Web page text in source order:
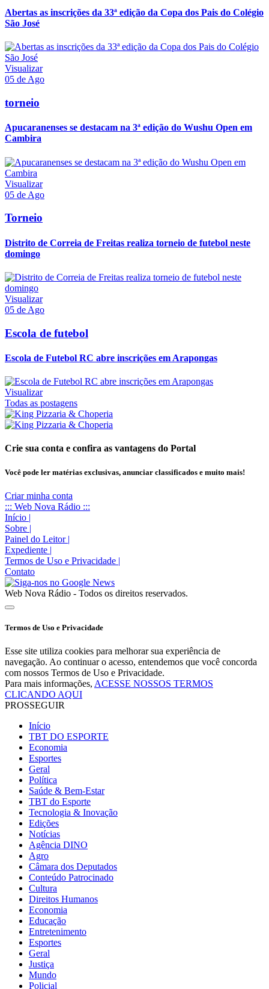
Abertas as inscrições da 33ª edição da Copa dos Pais do Colégio
São José
Visualizar
05 de Ago
torneio
Apucaranenses se destacam na 3ª edição do Wushu Open em
Cambira
Visualizar
05 de Ago
Torneio
Distrito de Correia de Freitas realiza torneio de futebol neste
domingo
Visualizar
05 de Ago
Escola de futebol
Escola de Futebol RC abre inscrições em Arapongas
Visualizar
Todas as postagens
Crie sua conta e confira as vantagens do Portal
Você pode ler matérias exclusivas, anunciar classificados e muito mais!
Criar minha conta
::: Web Nova Rádio :::
Início |
Sobre |
Painel do Leitor |
Expediente |
Termos de Uso e Privacidade |
Contato
Web Nova Rádio - Todos os direitos reservados.
Termos de Uso e Privacidade
Esse site utiliza cookies para melhorar sua experiência de
navegação. Ao continuar o acesso, entendemos que você concorda
com nossos Termos de Uso e Privacidade.
Para mais informações, ACESSE NOSSOS TERMOS
CLICANDO AQUI
PROSSEGUIR
Início
TBT DO ESPORTE
Economia
Esportes
Geral
Política
Saúde & Bem-Estar
TBT do Esporte
Tecnologia & Inovação
Edições
Notícias
Agência DINO
Agro
Câmara dos Deputados
Conteúdo Patrocinado
Cultura
Direitos Humanos
Economia
Educação
Entretenimento
Esportes
Geral
Justiça
Mundo
Policial